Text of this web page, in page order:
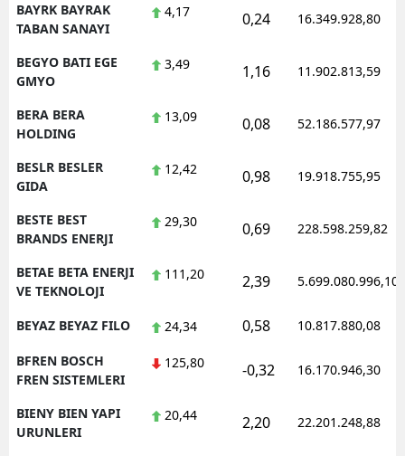
BAYRK BAYRAK
TABAN SANAYI
4,17 0,24 16.349.928,80
BEGYO BATI EGE
GMYO
3,49 1,16 11.902.813,59
BERA BERA
HOLDING
13,09 0,08 52.186.577,97
BESLR BESLER
GIDA
12,42 0,98 19.918.755,95
BESTE BEST
BRANDS ENERJI
29,30 0,69 228.598.259,82
BETAE BETA ENERJI
VE TEKNOLOJI
111,20 2,39 5.699.080.996,10
BEYAZ BEYAZ FILO 24,34 0,58 10.817.880,08
BFREN BOSCH
FREN SISTEMLERI
125,80 -0,32 16.170.946,30
BIENY BIEN YAPI
URUNLERI
20,44 2,20 22.201.248,88